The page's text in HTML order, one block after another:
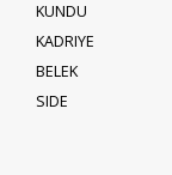
KUNDU
KADRIYE
BELEK
SIDE